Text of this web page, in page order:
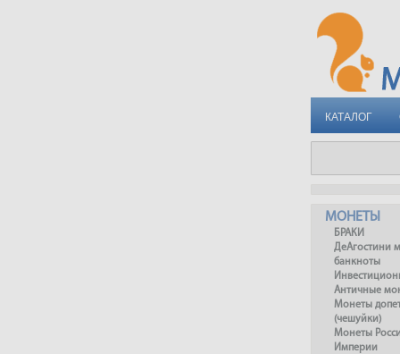
КАТАЛОГ
МОНЕТЫ
БРАКИ
ДеАгостини
банкноты
Античные
Монеты
(чешуйки)
Монеты
Империи